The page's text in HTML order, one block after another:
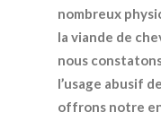
nombreux
la viande de
nous
l’usage abusif
offrons notre